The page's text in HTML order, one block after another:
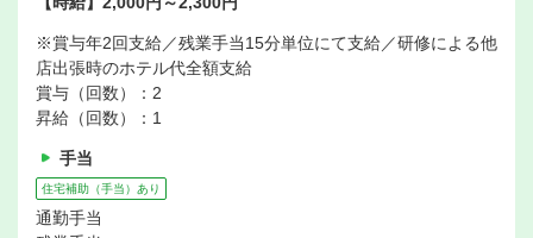
※賞与年2回支給／残業手当15分単位にて支給／研修による他
店出張時のホテル代全額支給
賞与（回数）：2
昇給（回数）：1
手当
住宅補助（手当）あり
通勤手当